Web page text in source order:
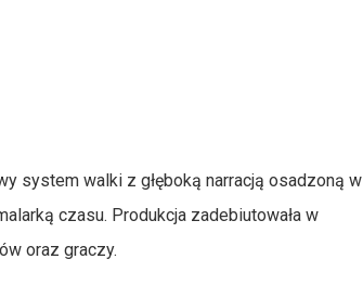
system walki z głęboką narracją osadzoną w
czasu. Produkcja zadebiutowała w
oraz graczy.